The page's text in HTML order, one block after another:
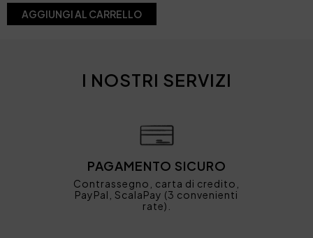
AGGIUNGI AL CARRELLO
I NOSTRI SERVIZI
PAGAMENTO SICURO
Contrassegno, carta di credito,
PayPal, ScalaPay (3 convenienti
rate).